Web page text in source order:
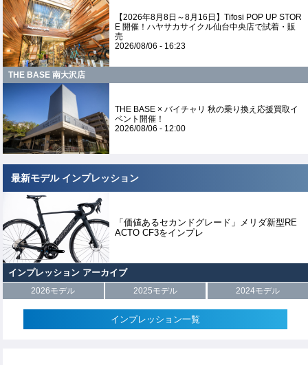
【2026年8月8日～8月16日】Tifosi POP UP STOR
E 開催！ハヤサカサイクル仙台中央店で試着・販
売
2026/08/06 - 16:23
THE BASE 南大沢店
THE BASE × バイチャリ 秋の乗り換え応援買取イ
ベント開催！
2026/08/06 - 12:00
最新モデル インプレッション
「価値あるセカンドグレード」メリダ新型RE
ACTO CF3をインプレ
インプレッション アーカイブ
2026モデル 2025モデル 2024モデル
インプレッション一覧